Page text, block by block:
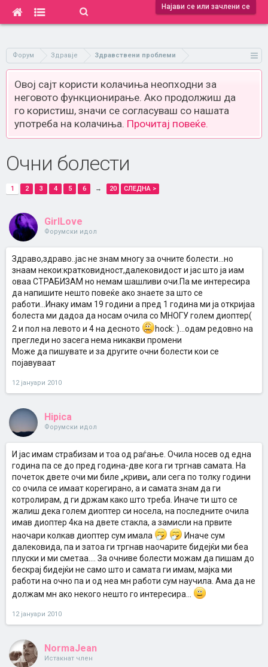
Најави се или зачлени се
Форум Здравје Здравствени проблеми
Овој сајт користи колачиња неопходни за
неговото функционирање. Ако продолжиш да
го користиш, значи се согласуваш со нашата
употреба на колачиња. Прочитај повеќе.
Очни болести
1 2 3 4 5 6 → 20 СЛЕДНА >
GirlLove
Форумски идол
Здраво,здраво..јас не знам многу за очните болести...но
знаам некои:кратковидност,далековидост и јас што ја иам
оваа СТРАБИЗАМ но немам шашливи очи.Па ме интересира
да напишите нешто повеќе ако знаете за што се
работи...Инаку имам 19 години а пред 1 година ми ја откријаа
болеста ми дадоа да носам очила со МНОГУ голем диоптер(
2 и пол на левото и 4 на десното
hock: )...одам редовно на
прегледи но засега нема никакви промени
Може да пишувате и за другите очни болести кои се
појавуваат
12 јануари 2010
Hipica
Форумски идол
И јас имам страбизам и тоа од раѓање. Очила носев од една
година па се до пред година-две кога ги тргнав самата. На
почеток двете очи ми биле „криви„ али сега по толку години
со очила се имаат корегирано, а и самата знам да ги
котролирам, д ги држам како што треба. Иначе ти што се
жалиш дека голем диоптер си носела, на последните очила
имав диоптер 4ка на двете стакла, а замисли на првите
наочари колкав диоптер сум имала
Иначе сум
далековида, па и затоа ги тргнав наочарите бидејќи ми беа
плуски и ми сметаа.... За очниве болести можам да пишам до
бескрај бидејќи не само што и самата ги имам, мајка ми
работи на очно па и од неа мн работи сум научила. Ама да не
должам мн ако некого нешто го интересира...
12 јануари 2010
NormaJean
Истакнат член